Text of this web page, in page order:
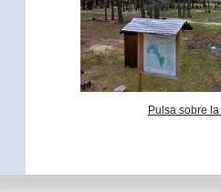
Pulsa sobre